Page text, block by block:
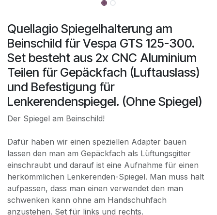
Quellagio Spiegelhalterung am
Beinschild für Vespa GTS 125-300.
Set besteht aus 2x CNC Aluminium
Teilen für Gepäckfach (Luftauslass)
und Befestigung für
Lenkerendenspiegel. (Ohne Spiegel)
Der Spiegel am Beinschild!
Dafür haben wir einen speziellen Adapter bauen
lassen den man am Gepäckfach als Lüftungsgitter
einschraubt und darauf ist eine Aufnahme für einen
herkömmlichen Lenkerenden-Spiegel. Man muss halt
aufpassen, dass man einen verwendet den man
schwenken kann ohne am Handschuhfach
anzustehen. Set für links und rechts.